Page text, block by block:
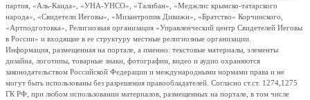
партия, «Аль-Каида», «УНА-УНСО», «Талибан», «Меджлис крымско-татарского
народа», «Свидетели Иеговы», «Мизантропик Дивижн», «Братство» Корчинского,
«Артподготовка», Религиозная организация «Управленческий центр Свидетелей Иеговы
в России» и входящие в ее структуру местные религиозные организации.
Информация, размещенная на портале, а именно: текстовые материалы, элементы
дизайна, логотипы, товарные знаки, фотографии, видео и аудио охраняются
законодательством Российской Федерации и международными нормами права и не
могут быть использованы без разрешения правообладателей. Согласно ст.ст. 1274,1275
ГК РФ, при любом использовании материалов, размещенных на портале, в том числе